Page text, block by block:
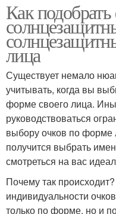
Как
лица
Существует немало
учитывать, когда вы
форме своего лица.
руководствоваться
выбору очков по форме
получится выбрать
смотреться на вас
Почему так
индивидуальности
только по форме, но и